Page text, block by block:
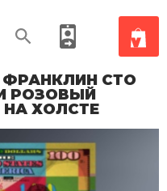
ФРАНКЛИН СТО
РОЗОВЫЙ
НА ХОЛСТЕ